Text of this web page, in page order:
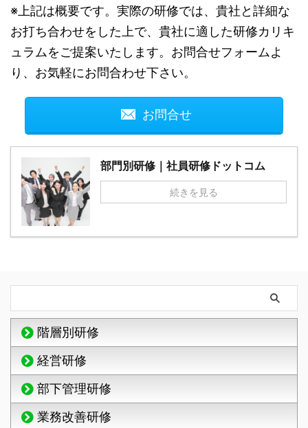
※上記は概要です。実際の研修では、貴社と詳細な
お打ち合わせをした上で、貴社に適した研修カリキ
ュラムをご提案いたします。お問合せフォームよ
り、お気軽にお問合わせ下さい。
お問合せ
部門別研修｜社員研修ドットコム
続きを見る
階層別研修
経営研修
部下管理研修
業務改善研修